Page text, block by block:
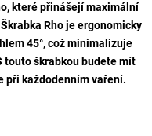
, které přinášejí maximální
Rhoje ergonomicky
45°, což minimalizuje
touto škrabkou budete mít
při každodenním vaření.